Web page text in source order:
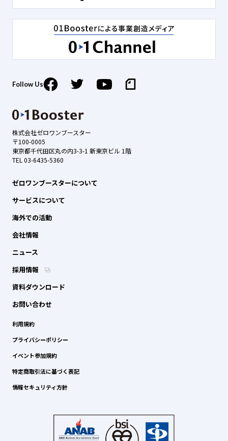
株式会社ゼロワンブースター
〒100-0005
東京都千代田区丸の内3-3-1 新東京ビル 1階
TEL 03-6435-5360
ゼロワンブースターについて
サービスについて
海外での活動
会社情報
ニュース
採用情報
資料ダウンロード
お問い合わせ
利用規約
プライバシーポリシー
イベント参加規約
特定商取引法に基づく表記
情報セキュリティ方針
Follow Us